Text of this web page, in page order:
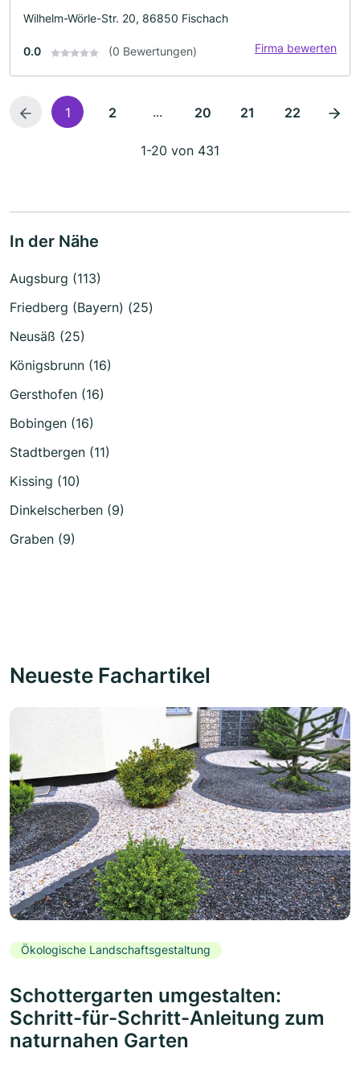
Wilhelm-Wörle-Str. 20, 86850 Fischach
0.0 (0 Bewertungen) Firma bewerten
1 2 ... 20 21 22
1-20 von 431
In der Nähe
Augsburg (113)
Friedberg (Bayern) (25)
Neusäß (25)
Königsbrunn (16)
Gersthofen (16)
Bobingen (16)
Stadtbergen (11)
Kissing (10)
Dinkelscherben (9)
Graben (9)
Neueste Fachartikel
Ökologische Landschaftsgestaltung
Schottergarten umgestalten:
Schritt-für-Schritt-Anleitung zum
naturnahen Garten